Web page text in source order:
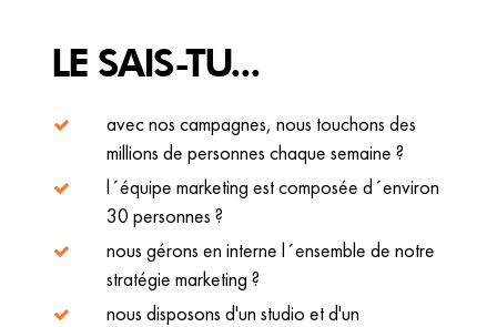
LE SAIS-TU...
avec nos campagnes, nous touchons des
millions de personnes chaque semaine ?
l´équipe marketing est composée d´environ
30 personnes ?
nous gérons en interne l´ensemble de notre
stratégie marketing ?
nous disposons d'un studio et d'un